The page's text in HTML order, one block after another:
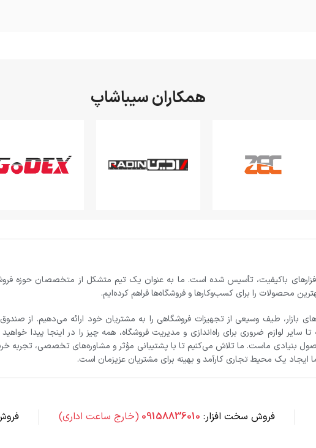
همکاران سیباشاپ
باکیفیت، تأسیس شده است. ما به عنوان یک تیم متشکل از متخصصان حوزه
محصولات را برای کسب‌وکارها و فروشگاه‌ها فراهم کرده‌ایم.
بازار، طیف وسیعی از تجهیزات فروشگاهی را به مشتریان خود ارائه می‌دهیم. از
سایر لوازم ضروری برای راه‌اندازی و مدیریت فروشگاه، همه چیز را در اینجا پیدا خواهید
اصول بنیادی ماست. ما تلاش می‌کنیم تا با پشتیبانی مؤثر و مشاوره‌های تخصصی، تجربه
یک محیط تجاری کارآمد و بهینه برای مشتریان عزیزمان است.
فروش سخت افزار: 09158836010 (خارج ساعت اداری)